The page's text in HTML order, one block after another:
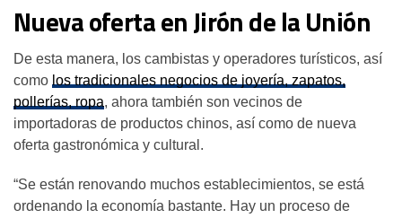
Nueva oferta en Jirón de la Unión
De esta manera, los cambistas y operadores turísticos, así
como los tradicionales negocios de joyería, zapatos,
pollerías, ropa, ahora también son vecinos de
importadoras de productos chinos, así como de nueva
oferta gastronómica y cultural.
“Se están renovando muchos establecimientos, se está
ordenando la economía bastante. Hay un proceso de